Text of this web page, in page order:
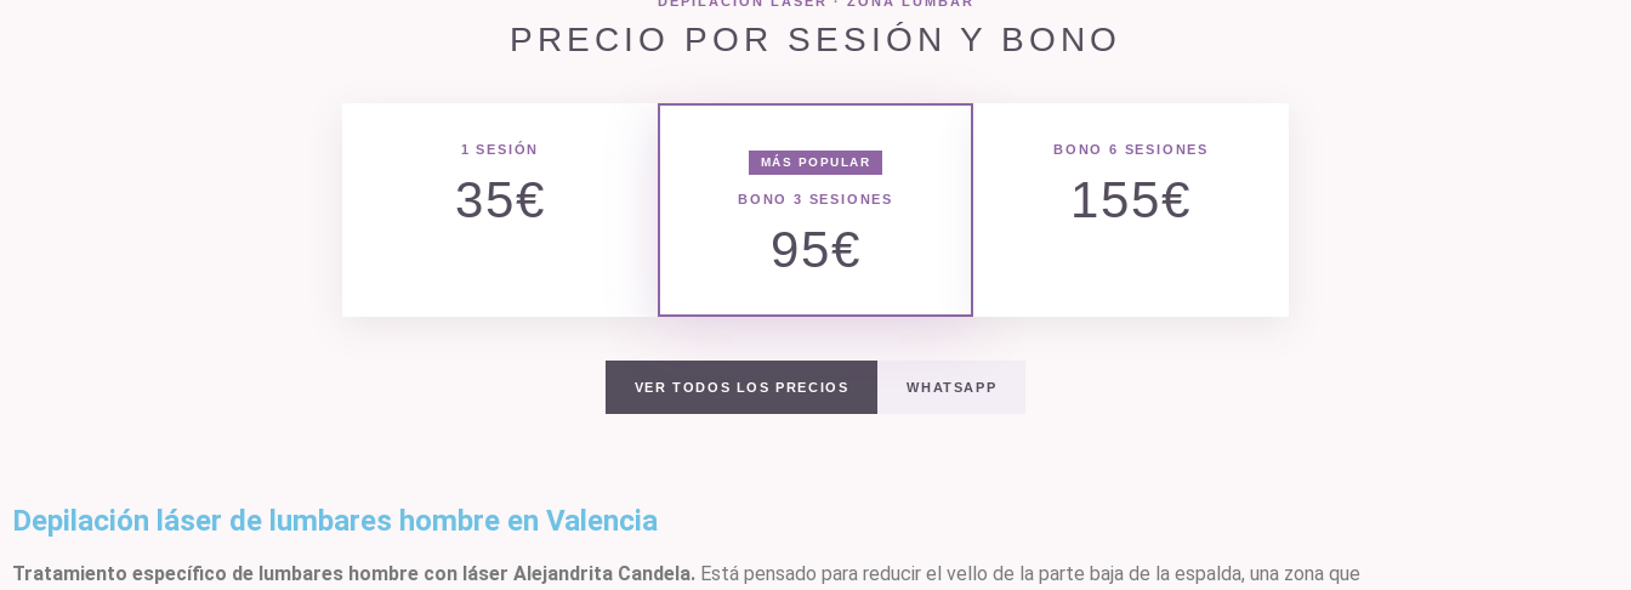
PRECIO POR SESIÓN Y BONO
1 SESIÓN
35€
MÁS POPULAR
BONO 3 SESIONES
95€
BONO 6 SESIONES
155€
VER TODOS LOS PRECIOS WHATSAPP
Depilación láser de lumbares hombre en Valencia
Tratamiento específico de lumbares hombre con láser Alejandrita Candela. Está pensado para reducir el vello de la parte baja de la espalda, una zona que